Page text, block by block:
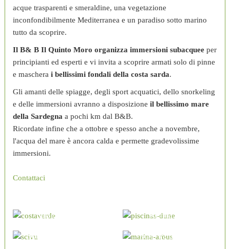
acque trasparenti e smeraldine, una vegetazione
inconfondibilmente Mediterranea e un paradiso sotto marino
tutto da scoprire.
Il B& B Il Quinto Moro organizza immersioni subacqueeper
principianti ed esperti e vi invita a scoprire armati solo di pinne
e maschera i bellissimi fondali della costa sarda.
Gli amanti delle spiagge, degli sport acquatici, dello snorkeling
e delle immersioni avranno a disposizione il bellissimo mare
della Sardegna a pochi km dal B&B.
Ricordate infine che a ottobre e spesso anche a novembre,
l'acqua del mare è ancora calda e permette gradevolissime
immersioni.
Contattaci
Spiaggia di Scivu Marina di arbus
Spiaggia di Funtanazza Porto Palma - Tunaria